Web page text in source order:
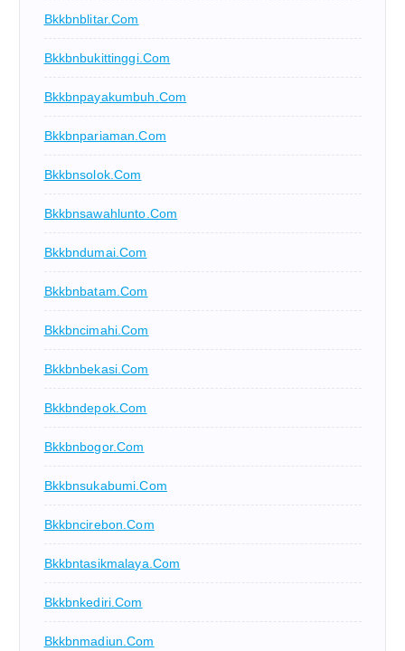
Bkkbnblitar.com
Bkkbnbukittinggi.com
Bkkbnpayakumbuh.com
Bkkbnpariaman.com
Bkkbnsolok.com
Bkkbnsawahlunto.com
Bkkbndumai.com
Bkkbnbatam.com
Bkkbncimahi.com
Bkkbnbekasi.com
Bkkbndepok.com
Bkkbnbogor.com
Bkkbnsukabumi.com
Bkkbncirebon.com
Bkkbntasikmalaya.com
Bkkbnkediri.com
Bkkbnmadiun.com